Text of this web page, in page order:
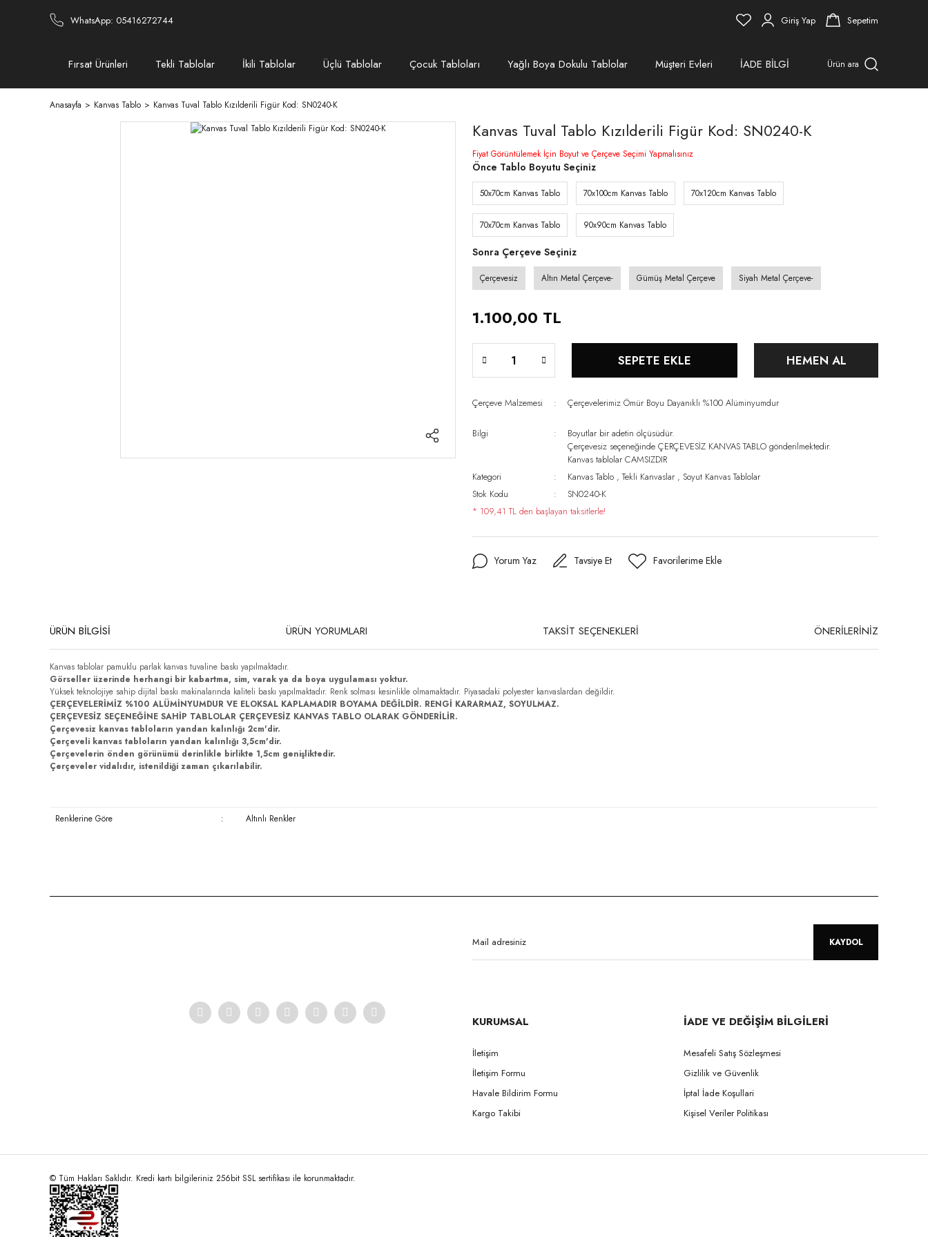
WhatsApp: 05416272744 Giriş Yap Sepetim
Fırsat Ürünleri Tekli Tablolar İkili Tablolar Üçlü Tablolar Çocuk Tabloları Yağlı Boya Dokulu Tablolar Müşteri Evleri İADE BİLGİ Ürün ara
Anasayfa Kanvas Tablo Kanvas Tuval Tablo Kızılderili Figür Kod: SN0240-K
Kanvas Tuval Tablo Kızılderili Figür Kod: SN0240-K
Fiyat Görüntülemek İçin Boyut ve Çerçeve Seçimi Yapmalısınız
Önce Tablo Boyutu Seçiniz
50x70cm Kanvas Tablo 70x100cm Kanvas Tablo 70x120cm Kanvas Tablo
70x70cm Kanvas Tablo 90x90cm Kanvas Tablo
Sonra Çerçeve Seçiniz
Çerçevesiz Altın Metal Çerçeve- Gümüş Metal Çerçeve Siyah Metal Çerçeve-
1.100,00 TL
SEPETE EKLE HEMEN AL
Çerçeve Malzemesi Çerçevelerimiz Ömür Boyu Dayanıklı %100 Alüminyumdur
Bilgi
Boyutlar bir adetin ölçüsüdür.
Çerçevesiz seçeneğinde ÇERÇEVESİZ KANVAS TABLO gönderilmektedir.
Kanvas tablolar CAMSIZDIR
Kategori
Kanvas Tablo ,Tekli Kanvaslar , Soyut Kanvas Tablolar
Stok Kodu
SN0240-K
* 109,41 TL den başlayan taksitlerle!
Yorum Yaz Tavsiye Et
ÜRÜN BİLGİSİ ÜRÜN YORUMLARI TAKSİT SEÇENEKLERİ ÖNERİLERİNİZ
Kanvas tablolar pamuklu parlak kanvas tuvaline baskı yapılmaktadır.
Görseller üzerinde herhangi bir kabartma, sim, varak ya da boya uygulaması yoktur.
Yüksek teknolojiye sahip dijital baskı makinalarında kaliteli baskı yapılmaktadır. Renk solması kesinlikle olmamaktadır. Piyasadaki polyester kanvaslardan değildir.
ÇERÇEVELERİMİZ %100 ALÜMİNYUMDUR VE ELOKSAL KAPLAMADIR BOYAMA DEĞİLDİR. RENGİ KARARMAZ, SOYULMAZ.
ÇERÇEVESİZ SEÇENEĞİNE SAHİP TABLOLAR ÇERÇEVESİZ KANVAS TABLO OLARAK GÖNDERİLİR.
Çerçevesiz kanvas tabloların yandan kalınlığı 2cm'dir.
Çerçeveli kanvas tabloların yandan kalınlığı 3,5cm'dir.
Çerçevelerin önden görünümü derinlikle birlikte 1,5cm genişliktedir.
Çerçeveler vidalıdır, istenildiği zaman çıkarılabilir.
Renklerine Göre : Altınlı Renkler
KAYDOL
KURUMSAL
İletişim
İletişim Formu
Havale Bildirim Formu
Kargo Takibi
İADE VE DEĞİŞİM BİLGİLERİ
Mesafeli Satış Sözleşmesi
Gizlilik ve Güvenlik
İptal İade Koşullari
Kişisel Veriler Politikası
© Tüm Hakları Saklıdır. Kredi kartı bilgileriniz 256bit SSL sertifikası ile korunmaktadır.